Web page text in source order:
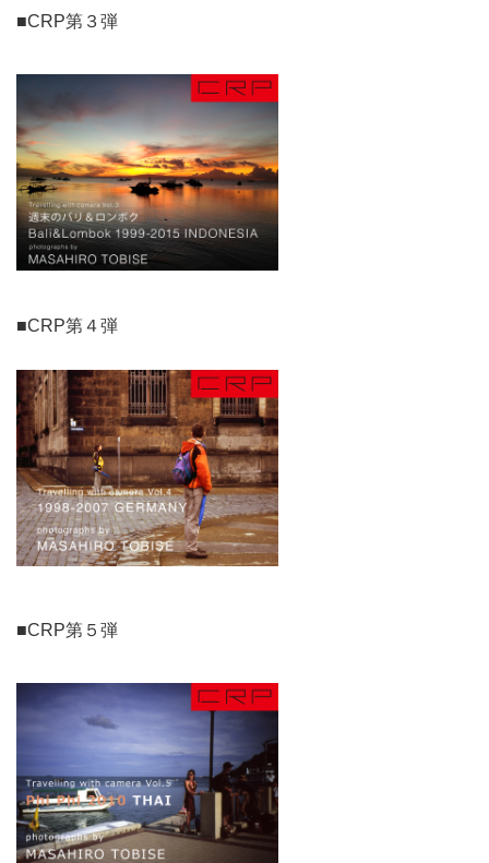
■CRP第３弾
■CRP第４弾
■CRP第５弾